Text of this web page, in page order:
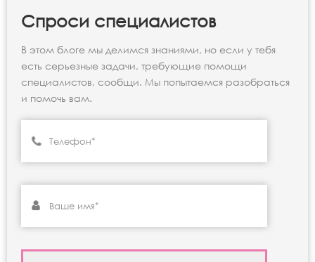
Спроси специалистов
В этом блоге мы делимся знаниями, но если у тебя
есть серьезные задачи, требующие помощи
специалистов, сообщи. Мы попытаемся разобраться
и помочь вам.